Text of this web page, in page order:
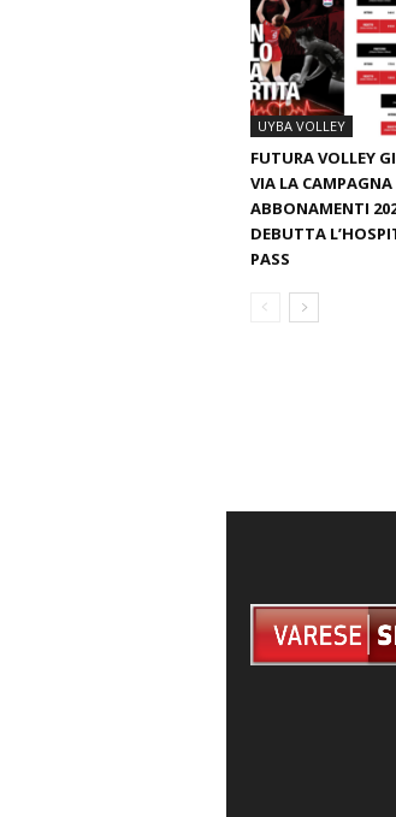
UYBA VOLLEY
FUTURA VOLLEY
VIA LA CAMPAGNA
ABBONAMENTI
DEBUTTA
PASS